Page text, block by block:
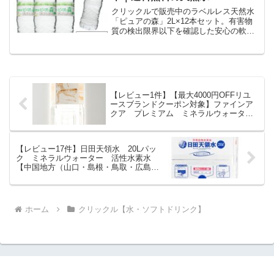
27件・平均評価4.52の商品情報・購入方
法まとめ。
クリックルで販売中のラベルレス天然水
「ピュアの森」2L×12本セット。有害物
質の検出限界以下を確認した安心の軟水
【レビュー1件】【最大4000円OFFリユ
ースブランドクーポン対象】ファインア
クア プレミアム ミネラルウォーター
｜価格・送料・ポイント還元まとめ
【レビュー17件】日田天領水 20Lパッ
ク ミネラルウォーター 活性水素水
【中国地方（山口・島根・鳥取・広島・
ポイント還元まとめ
ホーム クリックル【水・ソフトドリンク】